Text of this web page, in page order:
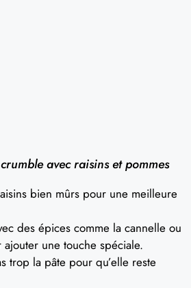
avec raisins et pommes
bien mûrs pour une meilleure
des épices comme la cannelle ou
une touche spéciale.
trop la pâte pour qu’elle reste